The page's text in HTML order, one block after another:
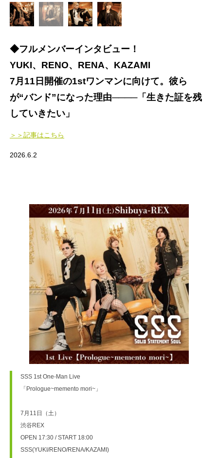
◆フルメンバーインタビュー！
YUKI、RENO、RENA、KAZAMI
7月11日開催の1stワンマンに向けて。彼ら
が“バンド”になった理由────「生きた証を残
していきたい」
＞＞記事はこちら
2026.6.2
SSS 1st One-Man Live
「Prologue~memento mori~」
7月11日（土）
渋谷REX
OPEN 17:30 / START 18:00
SSS(YUKI/RENO/RENA/KAZAMI)